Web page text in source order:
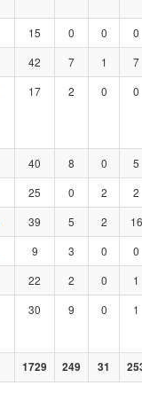
15 0 0 0
42 7 1 7
17 2 0 0
40 8 0 5
25 0 2 2
39 5 2 16
9 3 0 0
22 2 0 1
30 9 0 1
1729 249 31